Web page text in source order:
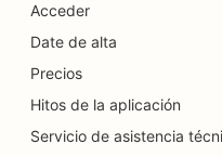
SEO para tiendas de
SEO para tiendas de
SEO para servicios
Acceder
Date de alta
Precios
Hitos de la aplicación
Servicio de asistencia